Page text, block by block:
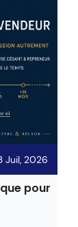
Juil, 2026
pour